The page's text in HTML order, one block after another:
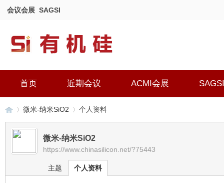
会议会展 SAGSI
首页 近期会议 ACMI会展 SAGSI
有›
微米-纳米SiO2
›
个人资料
微米-纳米SiO2
https://www.chinasilicon.net/?75443
主题 个人资料